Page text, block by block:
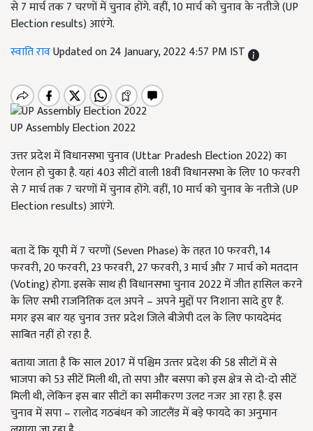
से 7 मार्च तक 7 चरणों में चुनाव होंगे. वहीं, 10 मार्च को चुनाव के नतीजे (UP
Election results) आएंगे.
स्वाति रावUpdated on 24 January, 2022 4:57 PM IST
UP Assembly Election 2022
उत्तर प्रदेश में विधानसभा चुनाव (Uttar Pradesh Election 2022) का
ऐलान हो चुका है. यहां 403 सीटों वाली 18वीं विधानसभा के लिए 10 फरवरी
से 7 मार्च तक 7 चरणों में चुनाव होंगे. वहीं, 10 मार्च को चुनाव के नतीजे (UP
Election results) आएंगे.
बता दें कि यूपी में 7 चरणों (Seven Phase) के तहत 10 फरवरी, 14
फरवरी, 20 फरवरी, 23 फरवरी, 27 फरवरी, 3 मार्च और 7 मार्च को मतदान
(Voting) होगा. इसके साथ ही विधानसभा चुनाव 2022 में जीत हासिल करने
के लिए सभी राजनितिक दल अपने – अपने मुद्दों पर निशाना सादे हुए हैं.
मगर इस बार यह चुनाव उत्तर प्रदेश जिले बीजेपी दल के लिए फायदेमंद
साबित नहीं हो रहा है.
बताया जाता है कि साल 2017 में पश्चिम उत्‍तर प्रदेश की 58 सीटों में से
भाजपा को 53 सीटें मिली थी, तो सपा और बसपा को इस क्षेत्र से दो-दो सीटें
मिली थी, लेक‍िन इस बार सीटों का समीकरण उलट नजर आ रहा है. इस
चुनाव में सपा – रालोद गठबंधन को जाटलैंड में बड़े फायदे का अनुमान